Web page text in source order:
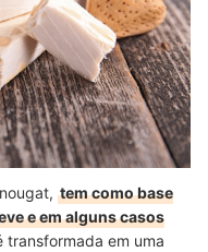
tem como base
e em alguns casos
transformada em uma